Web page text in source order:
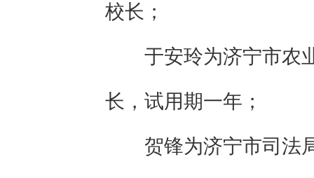
校长；
于安玲为济宁市农
长，试用期一年；
贺锋为济宁市司法